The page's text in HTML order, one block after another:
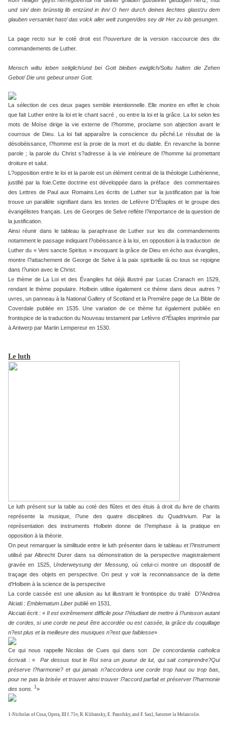
und sin/ dein brünstig lib entzünd in ihn/ O herr durch deines liechtes glast/zu dem
glauben versamlet hast/ das volck aller welt zungen/des sey dir Her zu lob gesungen
La page recto sur le coté droit est l?ouverture de la version raccourcie des dix
commandements de Luther.
Mensch wiltu leben seliglich/und bei Gott bleiben ewiglich/Soltu halten die Zehen
Gebot/ Die uns gebeut unser Gott.
La sélection de ces deux pages semble intentionnelle. Elle montre en effet le choix
que fait Luther entre la loi et le chant sacré , ou entre la loi et la grâce. La loi selon les
mots de Moïse dirige la vie externe de l?homme, proclame son abjection avant le
courroux de Dieu. La loi fait apparaître la conscience du pêché.Le résultat de la
désobéissance, l?homme est la proie de la mort et du diable. En revanche la bonne
parole ; la parole du Christ s?adresse à la vie intérieure de l?homme lui promettant
droiture et salut.
L?opposition entre le loi et la parole est un élément central de la théologie Luthérienne,
justifié par la foie.Cette doctrine est développée dans la préface des commentaires
des Lettres de Paul aux Romains.Les écrits de Luther sur la justification par la foie
trouve un parallèle signifiant dans les textes de Lefèvre D?Étaples et le groupe des
évangélistes français. Les de Georges de Selve reflète l?importance de la question de
la justification.
Ainsi réunir dans le tableau la paraphrase de Luther sur les dix commandements
notamment le passage indiquant l?obéissance à la loi, en opposition à la traduction de
Luther du « Veni sancte Spiritus » invoquant la grâce de Dieu en écho aux évangiles,
montre l?attachement de George de Selve à la paix spirituelle là ou tous se rejoigne
dans l?union avec le Christ.
Le thème de La Loi et des Évangiles fut déjà illustré par Lucas Cranach en 1529,
rendant le thème populaire. Holbein utilise également ce thème dans deux autres ?
uvres, un panneau à la National Gallery of Scotland et la Première page de La Bible de
Coverdale publiée en 1535. Une variation de ce thème fut également publiée en
frontispice de la traduction du Nouveau testament par Lefèvre d?Étaples imprimée par
à Antwerp par Martin Lempereur en 1530.
Le luth
Le luth présent sur la table au coté des flûtes et des étuis à droit du livre de chants
représente la musique, l?une des quatre disciplines du Quadrivium. Par la
représentation des instruments Holbein donne de l?emphase à la pratique en
opposition à la théorie.
On peut remarquer la similitude entre le luth présenter dans le tableau et l?instrument
utilisé par Albrecht Durer dans sa démonstration de la perspective magistralement
gravée en 1525,Underweysung der Messung, où celui-ci montre un dispositif de
traçage des objets en perspective. On peut y voir la reconnaissance de la dette
d'Holbein à la science de la perspective
La corde cassée est une allusion au lut illustrant le frontispice du traité D?Andrea
Alciati : Emblematum Liber publié en 1531.
Alcciati écrit : «Il est extrêmement difficile pour l?étudiant de mettre à l?unisson autant
de cordes, si une corde ne peut être accordée ou est cassée, la grâce du coquillage
n?est plus et la meilleure des musiques n?est que faiblesse»
Ce qui nous rappelle Nicolas de Cues qui dans sonDe concordantia catholica
écrivait : « Par dessus tout le Roi sera un joueur de lut, qui sait comprendre?Qui
préserve l?harmonie? et qui jamais n?accordera une corde trop haut ou trop bas,
pour ne pas la brisée et trouver ainsi trouver l?accord parfait et préserver l?harmonie
des sons. 1»
1-Nicholas of Cusa, Opera, III f. 75v, R. Klibansky, E. Panofsky, and F. Saxl, Saturnet la Melancolie.